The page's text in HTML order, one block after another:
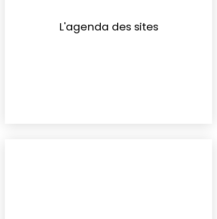
L'agenda des sites